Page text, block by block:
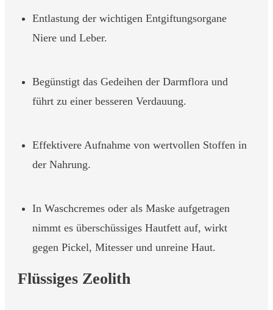
Entlastung der wichtigen Entgiftungsorgane
Niere und Leber.
Begünstigt das Gedeihen der Darmflora und
führt zu einer besseren Verdauung.
Effektivere Aufnahme von wertvollen Stoffen in
der Nahrung.
In Waschcremes oder als Maske aufgetragen
nimmt es überschüssiges Hautfett auf, wirkt
gegen Pickel, Mitesser und unreine Haut.
Flüssiges Zeolith